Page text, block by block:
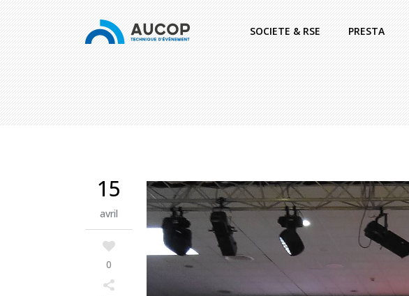
SOCIETE & RSE PRESTA
15
avril
0